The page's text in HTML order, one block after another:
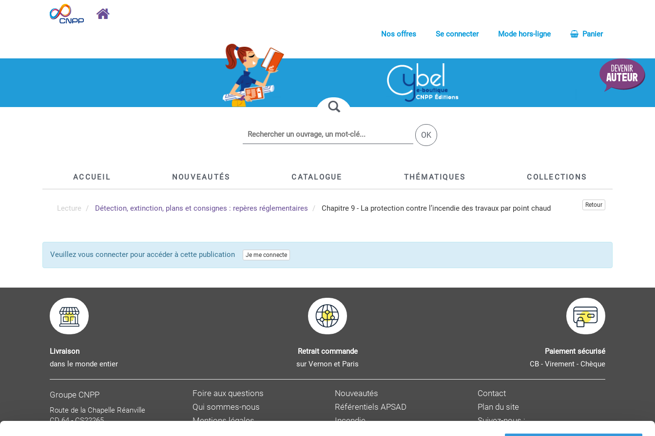
Nos offres Se connecter Mode hors-ligne Panier
OK
ACCUEIL NOUVEAUTÉS CATALOGUE THÉMATIQUES COLLECTIONS
Lecture Détection, extinction, plans et consignes : repères réglementaires Chapitre 9 - La protection contre l’incendie des travaux par point chaud Retour
Veuillez vous connecter pour accéder à cette publication Je me connecte
Livraison
dans le monde entier
Retrait commande
sur Vernon et Paris
Paiement sécurisé
CB - Virement - Chèque
Groupe CNPP
Route de la Chapelle Réanville
CD 64 - CS22265
Foire aux questions
Qui sommes-nous
Mentions légales
Nouveautés
Référentiels APSAD
Incendie
Contact
Plan du site
Suivez-nous :